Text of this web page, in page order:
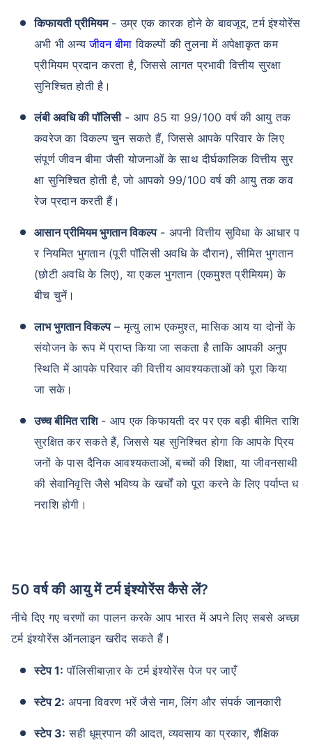
किफायती प्रीमियम- उम्र एक कारक होने के बावजूद, टर्म इंश्योरेंस
अभी भी अन्यजीवन बीमा विकल्पों की तुलना में अपेक्षाकृत कम
प्रीमियम प्रदान करता है, जिससे लागत प्रभावी वित्तीय सुरक्षा
सुनिश्चित होती है।
लंबी अवधि की पॉलिसी- आप 85 या 99/100 वर्ष की आयु तक
कवरेज का विकल्प चुन सकते हैं, जिससे आपके परिवार के लिए
संपूर्ण जीवन बीमा जैसी योजनाओं के साथ दीर्घकालिक वित्तीय सुर
क्षा सुनिश्चित होती है, जो आपको 99/100 वर्ष की आयु तक कव
रेज प्रदान करती हैं।
आसान प्रीमियम भुगतान विकल्प- अपनी वित्तीय सुविधा के आधार प
र नियमित भुगतान (पूरी पॉलिसी अवधि के दौरान), सीमित भुगतान
(छोटी अवधि के लिए), या एकल भुगतान (एकमुश्त प्रीमियम) के
बीच चुनें।
लाभ भुगतान विकल्प– मृत्यु लाभ एकमुश्त, मासिक आय या दोनों के
संयोजन के रूप में प्राप्त किया जा सकता है ताकि आपकी अनुप
स्थिति में आपके परिवार की वित्तीय आवश्यकताओं को पूरा किया
जा सके।
उच्च बीमित राशि- आप एक किफायती दर पर एक बड़ी बीमित राशि
सुरक्षित कर सकते हैं, जिससे यह सुनिश्चित होगा कि आपके प्रिय
जनों के पास दैनिक आवश्यकताओं, बच्चों की शिक्षा, या जीवनसाथी
की सेवानिवृत्ति जैसे भविष्य के खर्चों को पूरा करने के लिए पर्याप्त ध
नराशि होगी।
50 वर्ष की आयु में टर्म इंश्योरेंस कैसे लें?
नीचे दिए गए चरणों का पालन करके आप भारत में अपने लिए सबसे अच्छा
टर्म इंश्योरेंस ऑनलाइन खरीद सकते हैं।
स्टेप 1: पॉलिसीबाज़ार के टर्म इंश्योरेंस पेज पर जाएँ
स्टेप 2: अपना विवरण भरें जैसे नाम, लिंग और संपर्क जानकारी
स्टेप 3: सही धूम्रपान की आदत, व्यवसाय का प्रकार, शैक्षिक